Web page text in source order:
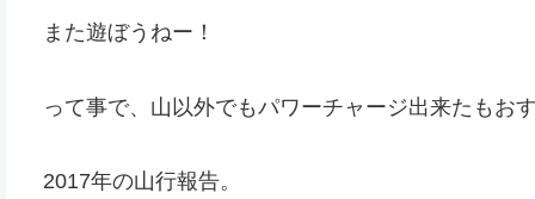
また遊ぼうねー！
って事で、山以外でもパワーチャージ出来たもお
2017年の山行報告。